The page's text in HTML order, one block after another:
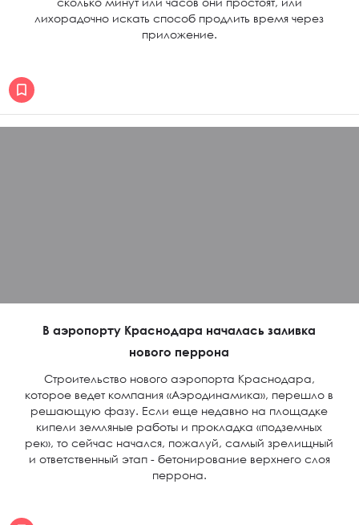
лихорадочно искать способ продлить время через
приложение.
В аэропорту Краснодара началась заливка
нового перрона
Строительство нового аэропорта Краснодара,
которое ведет компания «Аэродинамика», перешло в
решающую фазу. Если еще недавно на площадке
кипели земляные работы и прокладка «подземных
рек», то сейчас начался, пожалуй, самый зрелищный
и ответственный этап - бетонирование верхнего слоя
перрона.